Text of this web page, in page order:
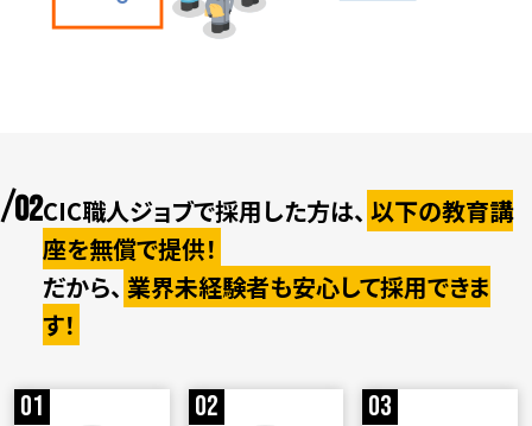
02CIC職人ジョブで採用した方は、 以下の教育講
座を無償で提供！
だから、 業界未経験者も安心して採用できま
す！
01 02 03